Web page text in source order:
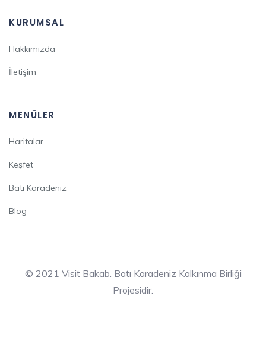
KURUMSAL
Hakkımızda
İletişim
MENÜLER
Haritalar
Keşfet
Batı Karadeniz
Blog
© 2021 Visit Bakab. Batı Karadeniz Kalkınma Birliği
Projesidir.